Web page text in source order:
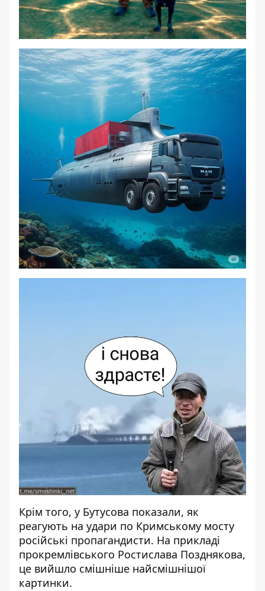
Крім того, у Бутусова показали, як
реагують на удари по Кримському мосту
російські пропагандисти. На прикладі
прокремлівського Ростислава Позднякова,
це вийшло смішніше найсмішнішої
картинки.